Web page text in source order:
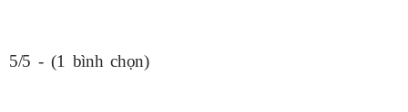
5/5 - (1 bình chọn)